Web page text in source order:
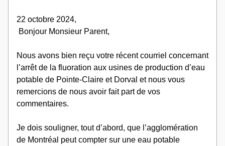
22 octobre 2024,
Bonjour Monsieur Parent,
Nous avons bien reçu votre récent courriel concernant
l’arrêt de la fluoration aux usines de production d’eau
potable de Pointe-Claire et Dorval et nous vous
remercions de nous avoir fait part de vos
commentaires.
Je dois souligner, tout d’abord, que l’agglomération
de Montréal peut compter sur une eau potable